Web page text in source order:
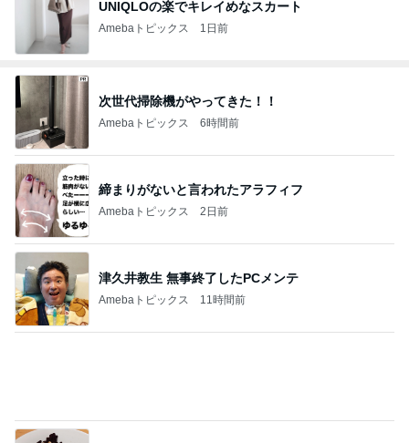
次世代掃除機がやってきた！！
Amebaトピックス 6時間前
締まりがないと言われたアラフィフ
Amebaトピックス 2日前
津久井教生 無事終了したPCメンテ
Amebaトピックス 11時間前